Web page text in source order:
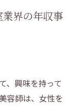
界の年収事
、興味を持って
容師は、女性を